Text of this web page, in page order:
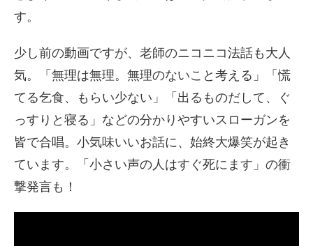
す。
少し前の動画ですが、老師のニコニコ法話も大人
気。「無理は無理。無理のないこと考える」「慌
てる乞食、もらい少ない」「出るものだして、ぐ
っすりと寝る」などの分かりやすいスローガンを
皆で合唱。小気味いいお話に、始終大爆笑が起き
ています。「小さい声の人はすぐ死にます」の衝
撃発言も！